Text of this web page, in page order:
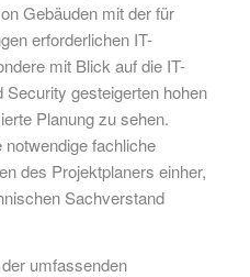
Gebäuden mit der für
erforderlichen IT-
mit Blick auf die IT-
gesteigerten hohen
Planung zu sehen.
fachliche
des Projektplaners einher,
Sachverstand
umfassenden